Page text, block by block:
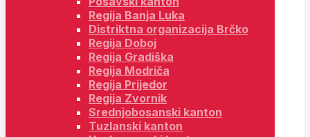
Regija Banja Luka
Distriktna organizacija Brčko
Regija Doboj
Regija Gradiška
Regija Modriča
Regija Prijedor
Regija Zvornik
Srednjobosanski kanton
Tuzlanski kanton